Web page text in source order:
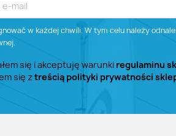
w każdej chwili. W tym celu należy
się i akceptuję warunki regulaminu
się ztreścią polityki prywatności